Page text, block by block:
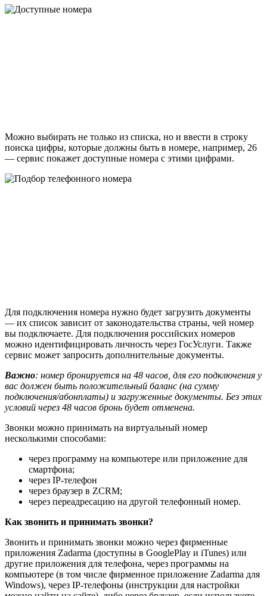
Можно выбирать не только из списка, но и ввести в строку
поиска цифры, которые должны быть в номере, например, 26
— сервис покажет доступные номера с этими цифрами.
Для подключения номера нужно будет загрузить документы
— их список зависит от законодательства страны, чей номер
вы подключаете. Для подключения российских номеров
можно идентифицировать личность через ГосУслуги. Также
сервис может запросить дополнительные документы.
Важно: номер бронируется на 48 часов, для его подключения у
вас должен быть положительный баланс (на сумму
подключения/абонплаты) и загруженные документы. Без этих
условий через 48 часов бронь будет отменена.
Звонки можно принимать на виртуальный номер
несколькими способами:
через программу на компьютере или приложение для
смартфона;
через IP-телефон
через браузер в ZCRM;
через переадресацию на другой телефонный номер.
Как звонить и принимать звонки?
Звонить и принимать звонки можно через фирменные
приложения Zadarma (доступны в GooglePlay и iTunes) или
другие приложения для телефона, через программы на
компьютере (в том числе фирменное приложение Zadarma для
Windows), через IP-телефоны (инструкции для настройки